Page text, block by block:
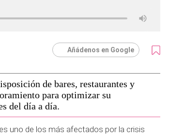
Añádenos en Google
de bares, restaurantes y
para optimizar su
del día a día.
es uno de los más afectados por la crisis